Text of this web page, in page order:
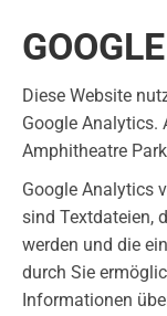
Diese Website
Google Analytics.
Amphitheatre
Google Analytics
sind Textdateien,
werden und die
durch Sie
Informationen